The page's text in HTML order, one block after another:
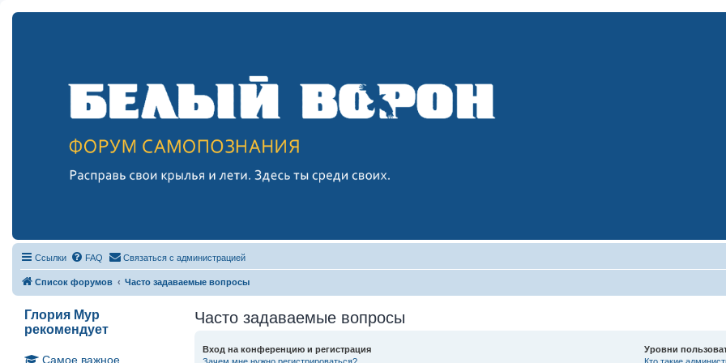
Ссылки FAQ Связаться с администрацией
Список форумов Часто задаваемые вопросы
Глория Мур
рекомендует
Самое важное
Часто задаваемые вопросы
Вход на конференцию и регистрация
Уровни